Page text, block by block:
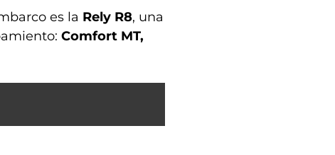
es la Rely R8, una
Comfort MT,